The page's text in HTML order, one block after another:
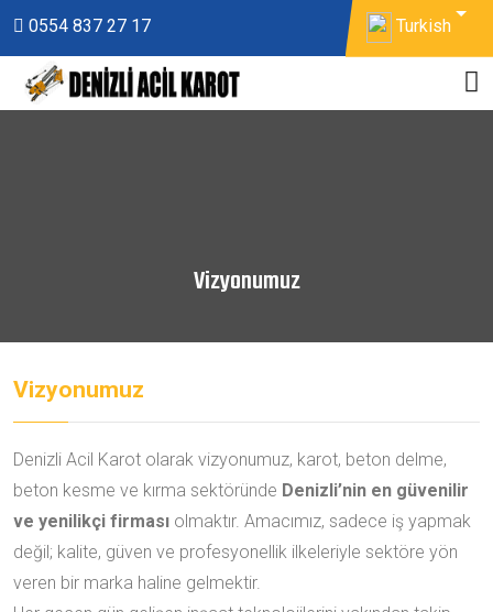
0554 837 27 17 Turkish
Vizyonumuz
Vizyonumuz
Denizli Acil Karot olarak vizyonumuz, karot, beton delme,
beton kesme ve kırma sektöründe Denizli’nin en güvenilir
ve yenilikçi firması olmaktır. Amacımız, sadece iş yapmak
değil; kalite, güven ve profesyonellik ilkeleriyle sektöre yön
veren bir marka haline gelmektir.